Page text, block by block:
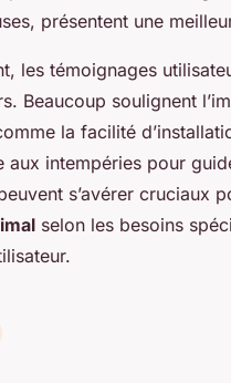
présentent une
les témoignages
Beaucoup soulignent
la facilité
aux intempéries pour
s’avérer cruciaux
selon les besoins